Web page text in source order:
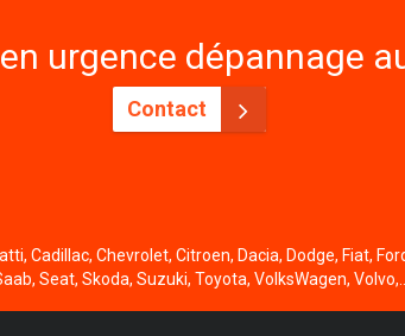
urgence dépannage
Contact
Cadillac, Chevrolet, Citroen, Dacia, Dodge, Fiat,
Seat, Skoda, Suzuki, Toyota, VolksWagen,